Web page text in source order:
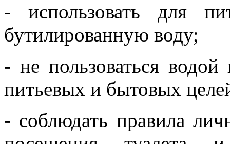
- использовать для
бутилированную воду;
- не пользоваться
питьевых и бытовых
- соблюдать правила